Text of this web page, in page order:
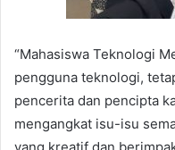
“Mahasiswa Teknologi
pengguna teknologi,
pencerita dan pencipta
mengangkat isu-isu
yang kreatif dan